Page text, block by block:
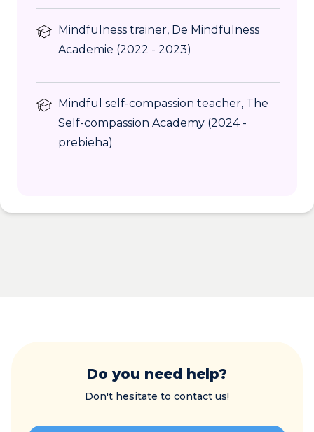
Mindfulness trainer, De Mindfulness
Academie (2022 - 2023)
Mindful self-compassion teacher, The
Self-compassion Academy (2024 -
prebieha)
Do you need help?
Don't hesitate to contact us!